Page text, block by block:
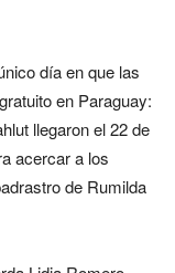
día en que las
en Paraguay:
llegaron el 22 de
acercar a los
de Rumilda